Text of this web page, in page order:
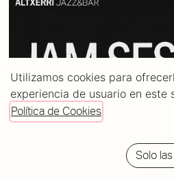
Utilizamos cookies para
experiencia de usuario en este
Política de Cookies
Solo